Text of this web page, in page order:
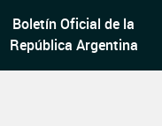
Boletín Oficial de la
República Argentina